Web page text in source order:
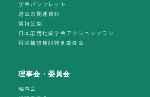
学会パンフレット
過去の関連資料
情報公開
日本応用地質学会アクションプラン
将来構想検討特別委員会
理事会・委員会
理事会